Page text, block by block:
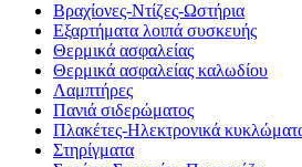
Βραχίονες-Ντίζες-Ωστήρια
Εξαρτήματα λοιπά συσκευής
Θερμικά ασφαλείας
Θερμικά ασφαλείας καλωδίου
Λαμπτήρες
Πανιά σιδερώματος
Πλακέτες-Ηλεκτρονικά
Στηρίγματα